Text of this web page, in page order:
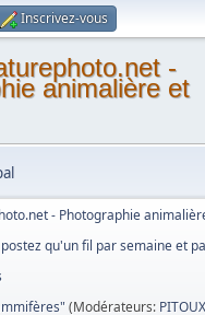
Inscrivez-vous
-
animalière et
- Photographie
qu'un fil par semaine et
(Modérateurs: